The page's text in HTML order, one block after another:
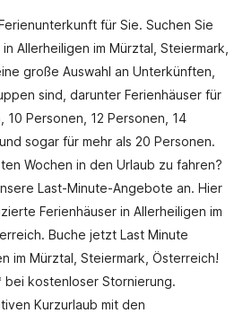
für Sie. Suchen Sie
Allerheiligen im Mürztal, Steiermark,
große Auswahl an Unterkünften,
sind, darunter Ferienhäuser für
10 Personen, 12 Personen, 14
sogar für mehr als 20 Personen.
Wochen in den Urlaub zu fahren?
Last-Minute-Angebote an. Hier
Ferienhäuser in Allerheiligen im
Buche jetzt Last Minute
im Mürztal, Steiermark, Österreich!
bei kostenloser Stornierung.
Kurzurlaub mit den